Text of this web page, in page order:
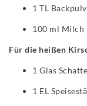
1 TL
100 ml Milch
Für die heißen
1 Glas
1 EL